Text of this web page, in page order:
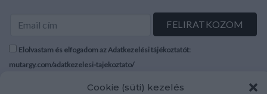
Cookie (süti) kezelés
Elolvastam és elfogadom az Adatkezelési tájékoztatót:
mutargy.com/adatkezelesi-tajekoztato/